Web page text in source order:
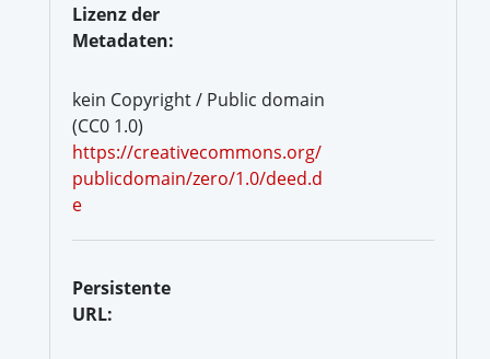
Lizenz der
Metadaten:
kein Copyright / Public domain
(CC0 1.0)
https://creativecommons.org/
publicdomain/zero/1.0/deed.d
e
Persistente
URL: